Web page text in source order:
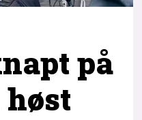
på